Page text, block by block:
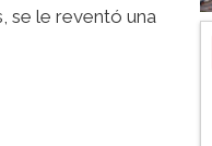
se le reventó una